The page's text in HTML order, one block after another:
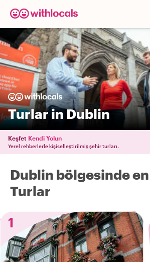
Turlar in Dublin
Keşfet Kendi Yolun
Yerel rehberlerle kişiselleştirilmiş şehir turları.
Dublin bölgesinde
Turlar
1